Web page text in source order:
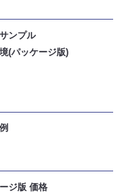
ンプル
(パッケージ版)
ジ版 価格